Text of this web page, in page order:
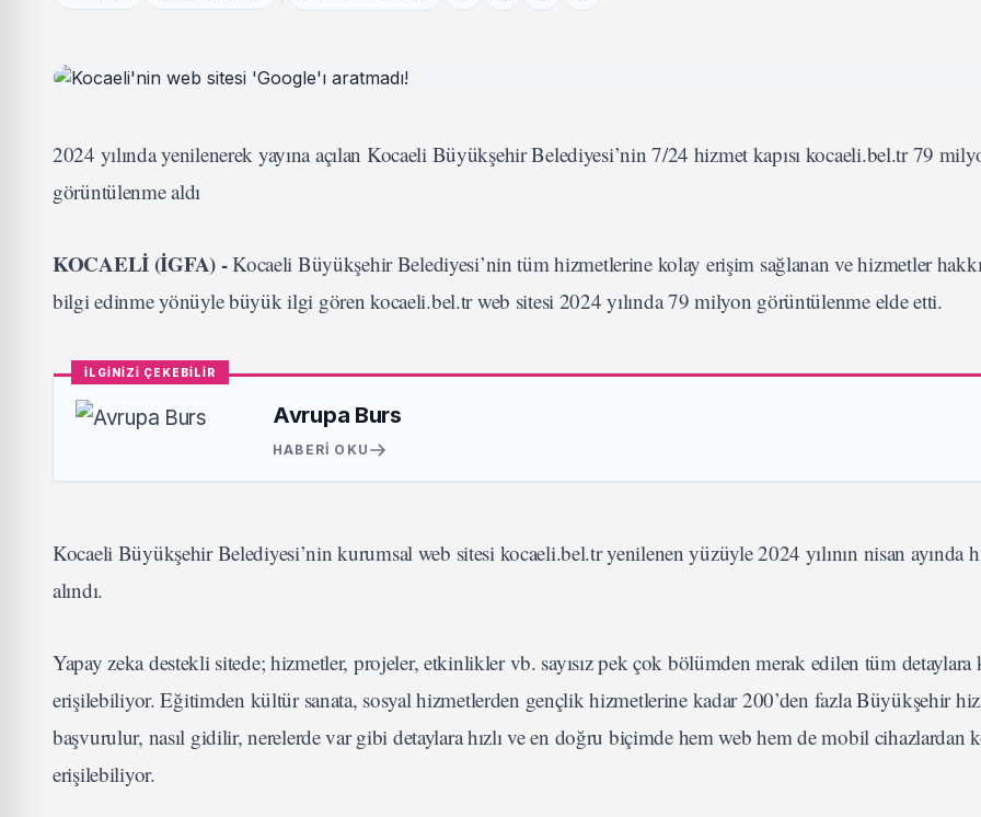
2024 yılında yenilenerek yayına açılan Kocaeli Büyükşehir Belediyesi’nin 7/24 hizmet kapısı kocaeli.bel.tr 79
görüntülenme aldı
KOCAELİ (İGFA) -Kocaeli Büyükşehir Belediyesi’nin tüm hizmetlerine kolay erişim sağlanan ve hizmetler
bilgi edinme yönüyle büyük ilgi gören kocaeli.bel.tr web sitesi 2024 yılında 79 milyon görüntülenme elde etti.
İLGİNİZİ ÇEKEBİLİR
Avrupa Burs
HABERI OKU
Kocaeli Büyükşehir Belediyesi’nin kurumsal web sitesi kocaeli.bel.tr yenilenen yüzüyle 2024 yılının nisan ayında
alındı.
Yapay zeka destekli sitede; hizmetler, projeler, etkinlikler vb. sayısız pek çok bölümden merak edilen tüm detaylara
erişilebiliyor. Eğitimden kültür sanata, sosyal hizmetlerden gençlik hizmetlerine kadar 200’den fazla Büyükşehir
başvurulur, nasıl gidilir, nerelerde var gibi detaylara hızlı ve en doğru biçimde hem web hem de mobil cihazlardan
erişilebiliyor.